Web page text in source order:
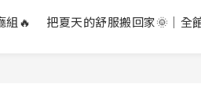
組🔥
把夏天的舒服搬回家🌞｜全